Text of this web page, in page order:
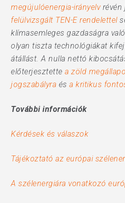
megújulóenergia-irányelvrévén
felülvizsgált TEN-E rendelettel
klímasemleges gazdaságra
olyan tiszta technológiákat
átállást. A nulla nettó
előterjesztette a zöld
jogszabályra és a kritikus
További információk
Kérdések és válaszok
Tájékoztató az európai
A szélenergiára vonatkozó